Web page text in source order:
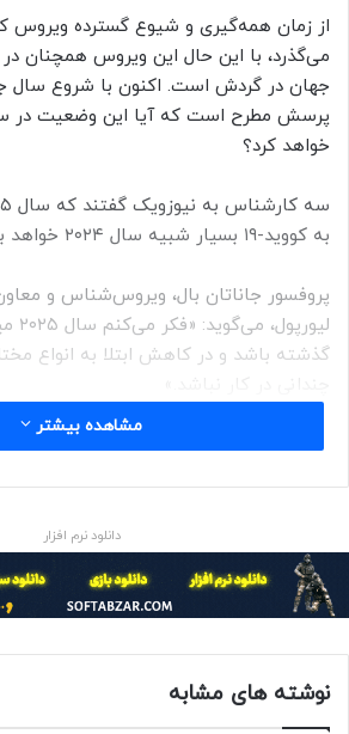
می‌گذرد، با این حال این ویروس همچنان
جهان در گردش است. اکنون با شروع سال
خواهد کرد؟
به کووید-۱۹ بسیار شبیه سال ۲۰۲۴ خواهد بود.
پروفسور جاناتان بال، ویروس‌شناس و
گذشته باشد و در کاهش ابتلا به انواع
دکتر رابرت اچ. هاپکینز، مدیر بنیاد ملی
خواهد داشت. به این ترتیب، می‌توان گفت
تغییرات قابل توجه در رفتار عمومی مردم
بهداشتی نباشیم، تغییر چشمگیری در کاهش
نخواهد داشت.»
پروفسور کریستف فریزر، اپیدمیولوژیست
استاد دانشگاه آکسفورد، نیز مانند دو
مشاهده بیشتر
دانلود نرم افزار
نوشته های مشابه